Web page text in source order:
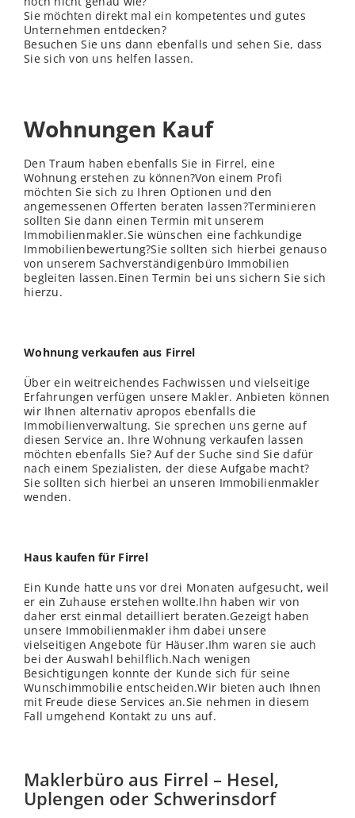
Sie möchten direkt mal ein kompetentes und gutes
Unternehmen entdecken?
Besuchen Sie uns dann ebenfalls und sehen Sie, dass
Sie sich von uns helfen lassen.
Wohnungen Kauf
Den Traum haben ebenfalls Sie in Firrel, eine
Wohnung erstehen zu können?Von einem Profi
möchten Sie sich zu Ihren Optionen und den
angemessenen Offerten beraten lassen?Terminieren
sollten Sie dann einen Termin mit unserem
Immobilienmakler.Sie wünschen eine fachkundige
Immobilienbewertung?Sie sollten sich hierbei genauso
von unserem Sachverständigenbüro Immobilien
begleiten lassen.Einen Termin bei uns sichern Sie sich
hierzu.
Wohnung verkaufen aus Firrel
Über ein weitreichendes Fachwissen und vielseitige
Erfahrungen verfügen unsere Makler. Anbieten können
wir Ihnen alternativ apropos ebenfalls die
Immobilienverwaltung. Sie sprechen uns gerne auf
diesen Service an. Ihre Wohnung verkaufen lassen
möchten ebenfalls Sie? Auf der Suche sind Sie dafür
nach einem Spezialisten, der diese Aufgabe macht?
Sie sollten sich hierbei an unseren Immobilienmakler
wenden.
Haus kaufen für Firrel
Ein Kunde hatte uns vor drei Monaten aufgesucht, weil
er ein Zuhause erstehen wollte.Ihn haben wir von
daher erst einmal detailliert beraten.Gezeigt haben
unsere Immobilienmakler ihm dabei unsere
vielseitigen Angebote für Häuser.Ihm waren sie auch
bei der Auswahl behilflich.Nach wenigen
Besichtigungen konnte der Kunde sich für seine
Wunschimmobilie entscheiden.Wir bieten auch Ihnen
mit Freude diese Services an.Sie nehmen in diesem
Fall umgehend Kontakt zu uns auf.
Maklerbüro aus Firrel – Hesel,
Uplengen oder Schwerinsdorf